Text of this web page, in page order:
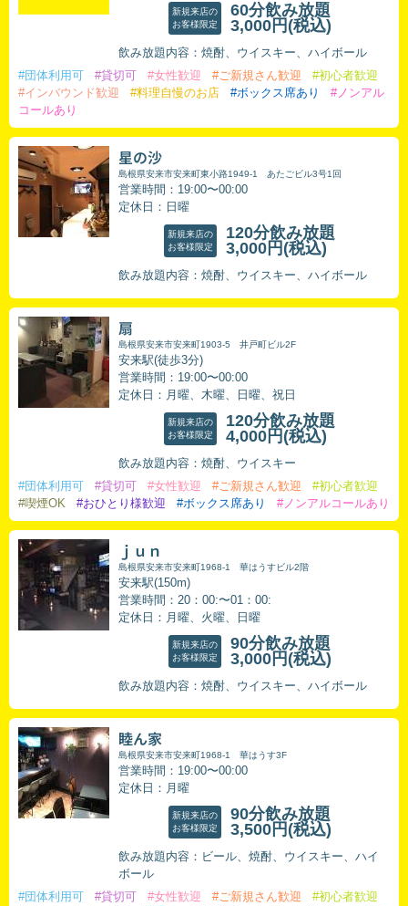
新規来店の
お客様限定
60分飲み放題
3,000円 (税込)
飲み放題内容：焼酎、ウイスキー、ハイボール
#団体利用可
#貸切可 #女性歓迎 #ご新規さん歓迎
#初心者歓迎
#インバウンド歓迎
#料理自慢のお店 #ボックス席あり
#ノンアル
コールあり
星の沙
島根県安来市安来町東小路1949-1 あたごビル3号1回
営業時間：19:00〜00:00
定休日：日曜
新規来店の
お客様限定
120分飲み放題
3,000円 (税込)
飲み放題内容：焼酎、ウイスキー、ハイボール
扇
島根県安来市安来町1903-5 井戸町ビル2F
安来駅(徒歩3分)
営業時間：19:00〜00:00
定休日：月曜、木曜、日曜、祝日
新規来店の
お客様限定
120分飲み放題
4,000円 (税込)
飲み放題内容：焼酎、ウイスキー
#団体利用可
#貸切可 #女性歓迎 #ご新規さん歓迎
#初心者歓迎
#喫煙OK
#おひとり様歓迎 #ボックス席あり #ノンアルコールあり
ｊｕｎ
島根県安来市安来町1968-1 華はうすビル2階
安来駅(150m)
営業時間：20：00:〜01：00:
定休日：月曜、火曜、日曜
新規来店の
お客様限定
90分飲み放題
3,000円 (税込)
飲み放題内容：焼酎、ウイスキー、ハイボール
睦ん家
島根県安来市安来町1968-1 華はうす3F
営業時間：19:00〜00:00
定休日：月曜
新規来店の
お客様限定
90分飲み放題
3,500円 (税込)
飲み放題内容：ビール、焼酎、ウイスキー、ハイ
ボール
#団体利用可
#貸切可 #女性歓迎 #ご新規さん歓迎
#初心者歓迎